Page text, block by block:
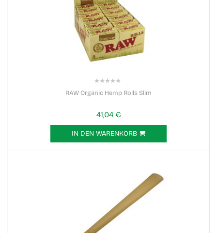
RAW Organic Hemp Rolls Slim
41,04 €
IN DEN WARENKORB